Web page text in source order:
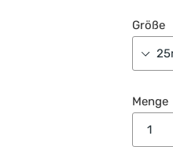
Größe
Menge